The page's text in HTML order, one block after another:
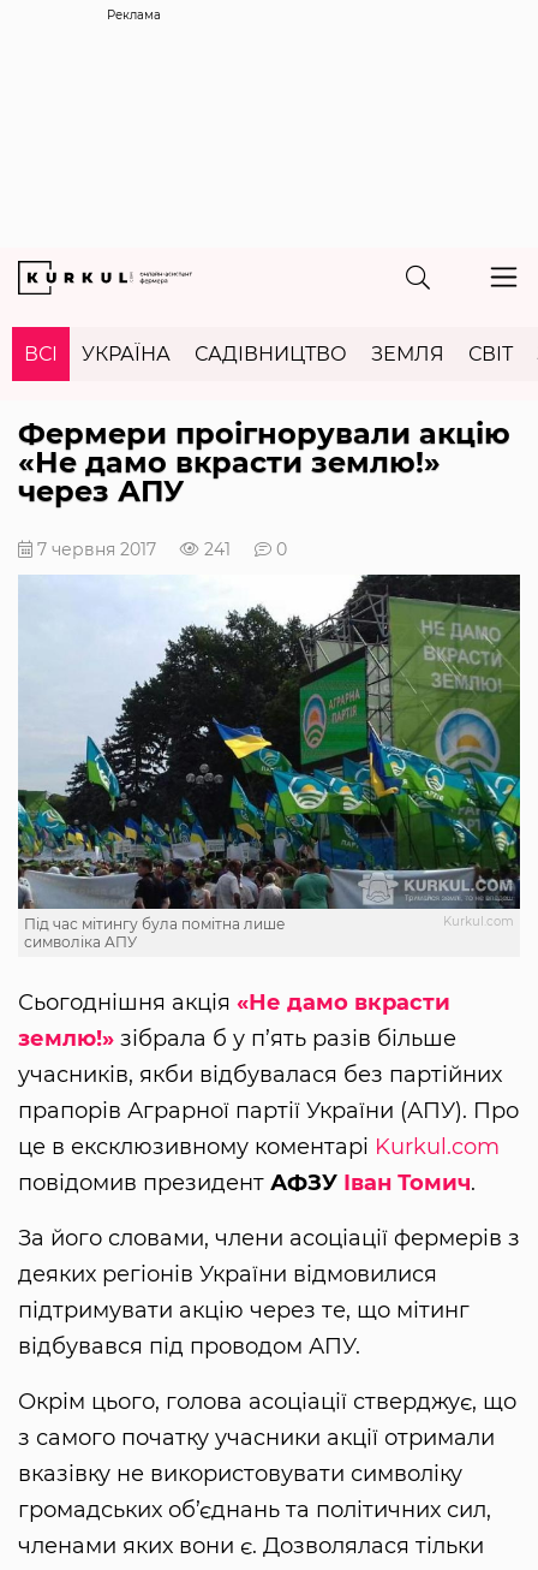
Реклама
ВСІ УКРАЇНА САДІВНИЦТВО ЗЕМЛЯ СВІТ
Фермери проігнорували акцію
«Не дамо вкрасти землю!»
через АПУ
7 червня 2017 241 0
Kurkul.com
Під час мітингу була помітна лише
символіка АПУ
Сьогоднішня акція «Не дамо вкрасти
землю!» зібрала б у п’ять разів більше
учасників, якби відбувалася без партійних
прапорів Аграрної партії України (АПУ). Про
це в ексклюзивному коментарі Kurkul.com
повідомив президент АФЗУ Іван Томич.
За його словами, члени асоціації фермерів з
деяких регіонів України відмовилися
підтримувати акцію через те, що мітинг
відбувався під проводом АПУ.
Окрім цього, голова асоціації стверджує, що
з самого початку учасники акції отримали
вказівку не використовувати символіку
громадських об’єднань та політичних сил,
членами яких вони є. Дозволялася тільки